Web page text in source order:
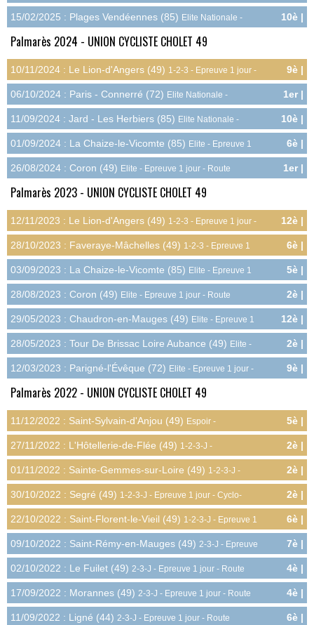
Epreuve 1 jour - Route
24.0pts
15/02/2025 : Plages Vendéennes (85) Elite Nationale -
10è |
9.0pts
Palmarès 2024 - UNION CYCLISTE CHOLET 49
10/11/2024 : Le Lion-d'Angers (49) 1-2-3 - Epreuve 1 jour -
Cyclo-cross
9è |
5.3pts
06/10/2024 : Paris - Connerré (72) Elite Nationale -
Epreuve 1 jour - Route
1er |
30.0pts
11/09/2024 : Jard - Les Herbiers (85) Elite Nationale -
Epreuve 1 jour - Route
10è |
9.0pts
01/09/2024 : La Chaize-le-Vicomte (85) Elite - Epreuve 1
jour - Route
6è |
10.0pts
26/08/2024 : Coron (49) Elite - Epreuve 1 jour - Route
1er |
20.0pts
Palmarès 2023 - UNION CYCLISTE CHOLET 49
12/11/2023 : Le Lion-d'Angers (49) 1-2-3 - Epreuve 1 jour -
Cyclo-cross
12è |
3.0pts
28/10/2023 : Faveraye-Mâchelles (49) 1-2-3 - Epreuve 1
jour - Cyclo-cross
6è |
7.5pts
03/09/2023 : La Chaize-le-Vicomte (85) Elite - Epreuve 1
jour - Route
5è |
12.0pts
28/08/2023 : Coron (49) Elite - Epreuve 1 jour - Route
2è |
18.0pts
29/05/2023 : Chaudron-en-Mauges (49) Elite - Epreuve 1
jour - Route CLM
12è |
4.0pts
28/05/2023 : Tour De Brissac Loire Aubance (49) Elite -
Epreuve 1 jour - Route
2è |
18.0pts
12/03/2023 : Parigné-l'Évêque (72) Elite - Epreuve 1 jour -
9è |
7.0pts
Palmarès 2022 - UNION CYCLISTE CHOLET 49
11/12/2022 : Saint-Sylvain-d'Anjou (49) Espoir -
Championnat Régional - Cyclo-cross
5è |
14.4pts
27/11/2022 : L'Hôtellerie-de-Flée (49) 1-2-3-J -
Championnat Départemental - Cyclo-cross
2è |
20.3pts
01/11/2022 : Sainte-Gemmes-sur-Loire (49) 1-2-3-J -
Epreuve 1 jour - Cyclo-cross
2è |
13.5pts
30/10/2022 : Segré (49) 1-2-3-J - Epreuve 1 jour - Cyclo-
cross
2è |
13.5pts
22/10/2022 : Saint-Florent-le-Vieil (49) 1-2-3-J - Epreuve 1
jour - Cyclo-cross
6è |
7.5pts
09/10/2022 : Saint-Rémy-en-Mauges (49) 2-3-J - Epreuve
1 jour - Route
7è |
5.4pts
02/10/2022 : Le Fuilet (49) 2-3-J - Epreuve 1 jour - Route
4è |
8.4pts
17/09/2022 : Morannes (49) 2-3-J - Epreuve 1 jour - Route
4è |
8.4pts
11/09/2022 : Ligné (44) 2-3-J - Epreuve 1 jour - Route
6è |